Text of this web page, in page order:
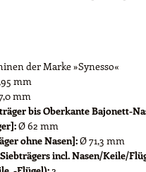
der Marke »Synesso«
mm
mm
bis Oberkante Bajonett-
Ø 62 mm
ohne Nasen]:Ø 71,3 mm
incl. Nasen/Keile/